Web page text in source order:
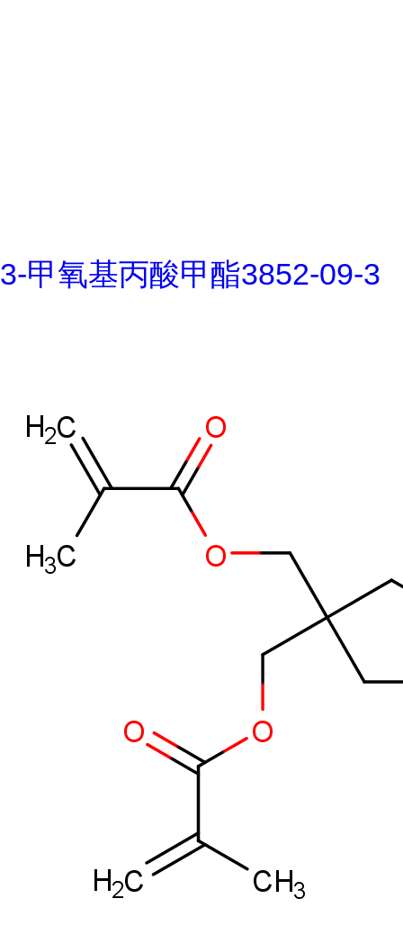
3-甲氧基丙酸甲酯3852-09-3